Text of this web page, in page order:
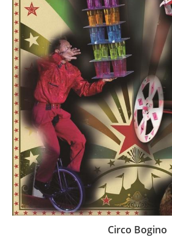
Circo Bogino